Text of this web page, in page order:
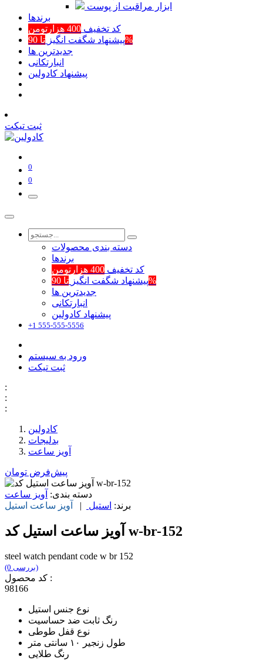
ابزار مراقبت از پوست
برند‌ها
کد تخفیف 400 هزارتومن
پیشنهاد شگفت انگیزتا 90%
جدیدترین ها
انبارتکانی
پیشنهاد کادولین
ثبت تیکت
0
0
دسته بندی محصولات
برند‌ها
کد تخفیف 400 هزارتومن
پیشنهاد شگفت انگیزتا 90%
جدیدترین ها
انبارتکانی
پیشنهاد کادولین
+1 555-555-5556
ورود به سیستم
ثبت تیکت
:
:
:
کادولین
بدلیجات
آویز ساعت
پیش‌فرض تومان
دسته بندی: آویز ساعت
برند: استیل | آویز ساعت استیل
آویز ساعت استیل کد w-br-152
steel watch pendant code w br 152
(0 بررسی)
کد محصول :
98166
نوع جنس استیل
رنگ ثابت ضد حساسیت
نوع قفل طوطی
طول زنجیر ۱۰ سانتی متر
رنگ طلایی